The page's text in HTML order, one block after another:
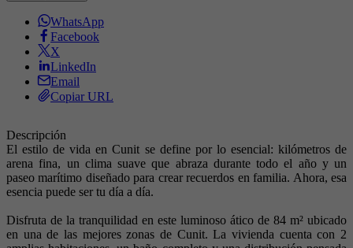
WhatsApp
Facebook
X
LinkedIn
Email
Copiar URL
Descripción
El estilo de vida en Cunit se define por lo esencial: kilómetros de
arena fina, un clima suave que abraza durante todo el año y un
paseo marítimo diseñado para crear recuerdos en familia. Ahora, esa
esencia puede ser tu día a día.
Disfruta de la tranquilidad en este luminoso ático de 84 m² ubicado
en una de las mejores zonas de Cunit. La vivienda cuenta con 2